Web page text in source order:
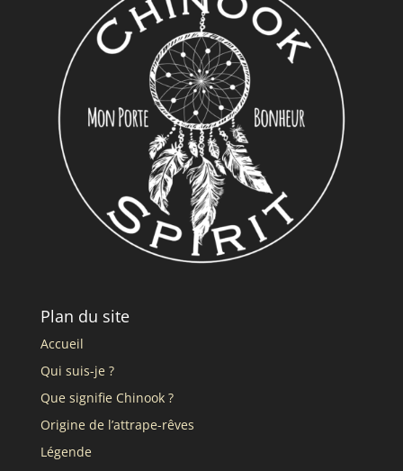
Plan du site
Accueil
Qui suis-je ?
Que signifie Chinook ?
Origine de l’attrape-rêves
Légende